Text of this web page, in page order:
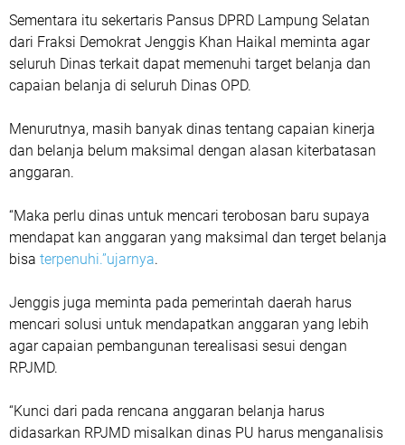
Sementara itu sekertaris Pansus DPRD Lampung Selatan
dari Fraksi Demokrat Jenggis Khan Haikal meminta agar
seluruh Dinas terkait dapat memenuhi target belanja dan
capaian belanja di seluruh Dinas OPD.
Menurutnya, masih banyak dinas tentang capaian kinerja
dan belanja belum maksimal dengan alasan kiterbatasan
anggaran.
“Maka perlu dinas untuk mencari terobosan baru supaya
mendapat kan anggaran yang maksimal dan terget belanja
bisa terpenuhi.”ujarnya.
Jenggis juga meminta pada pemerintah daerah harus
mencari solusi untuk mendapatkan anggaran yang lebih
agar capaian pembangunan terealisasi sesui dengan
RPJMD.
“Kunci dari pada rencana anggaran belanja harus
didasarkan RPJMD misalkan dinas PU harus menganalisis